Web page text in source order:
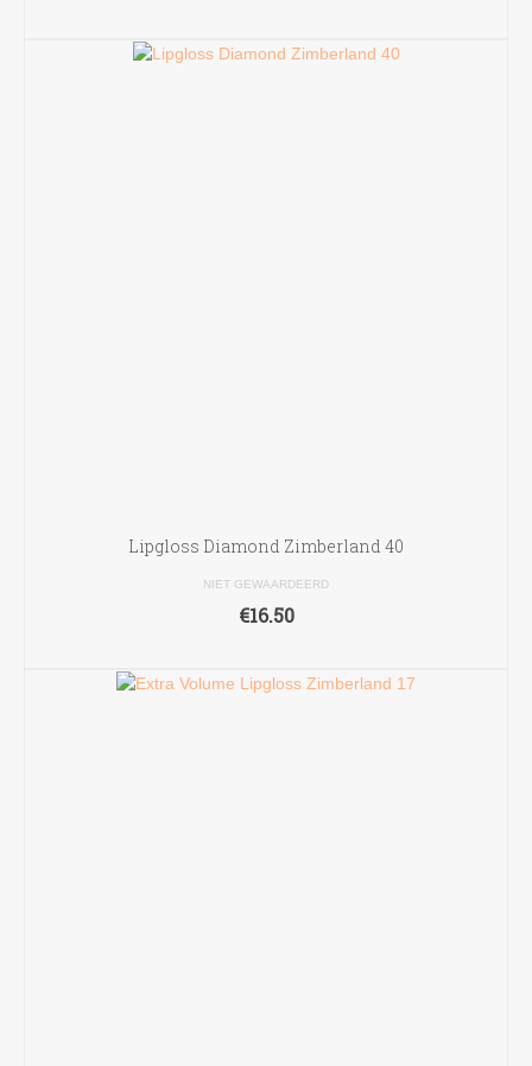
Lipgloss Diamond Zimberland 40
NIET GEWAARDEERD
€16.50